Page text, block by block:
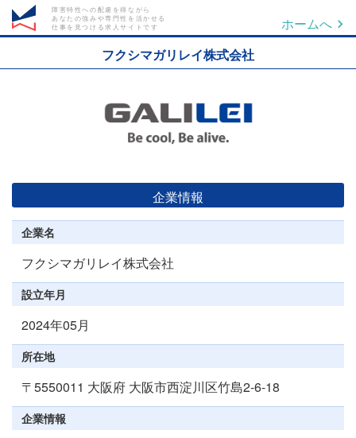
障害特性への配慮を得ながら
あなたの強みや専門性を活かせる
仕事を見つける求人サイトです
ホームへ
フクシマガリレイ株式会社
企業情報
企業名
フクシマガリレイ株式会社
設立年月
2024年05月
所在地
〒5550011 大阪府 大阪市西淀川区竹島2-6-18
企業情報